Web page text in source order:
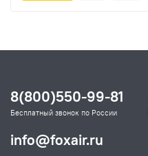
8(800)550-99-81
Бесплатный звонок по России
info@foxair.ru